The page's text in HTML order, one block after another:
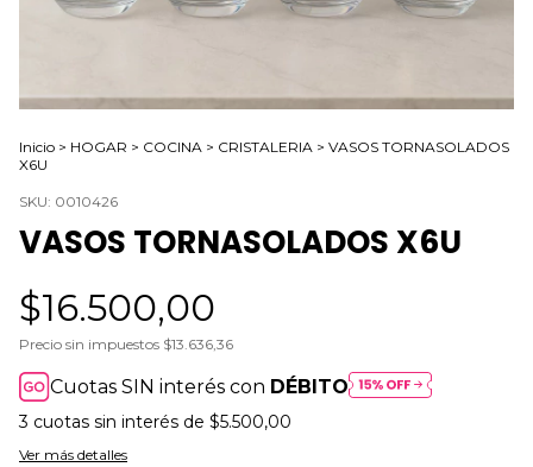
Inicio > HOGAR > COCINA > CRISTALERIA > VASOS TORNASOLADOS
X6U
SKU: 0010426
VASOS TORNASOLADOS X6U
$16.500,00
Precio sin impuestos $13.636,36
Cuotas SIN interés con DÉBITO
3 cuotas sin interés de $5.500,00
Ver más detalles